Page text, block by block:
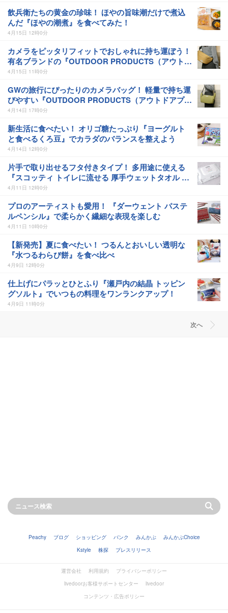
飲兵衛たちの黄金の珍味！ ほやの旨味潮だけで煮込
んだ『ほやの潮煮』を食べてみた！
4月15日 12時0分
カメラをピッタリフィットでおしゃれに持ち運ぼう！
有名ブランドの『OUTDOOR PRODUCTS（アウトド
アプロダクツ） カメラショルダーバッグ 07』がとて
4月15日 11時0分
GWの旅行にぴったりのカメラバッグ！ 軽量で持ち運
びやすい『OUTDOOR PRODUCTS（アウトドアプロ
ダクツ） カメラショルダーバッグ 06』をご紹介
4月14日 17時0分
新生活に食べたい！ オリゴ糖たっぷり『ヨーグルト
と食べるくろ豆』でカラダのバランスを整えよう
4月14日 12時0分
片手で取り出せるフタ付きタイプ！ 多用途に使える
『スコッティ トイレに流せる 厚手ウェットタオル 80
枚』がチャネル限定発売中
4月11日 12時0分
プロのアーティストも愛用！ 『ダーウェント パステ
ルペンシル』で柔らかく繊細な表現を楽しむ
4月11日 10時0分
【新発売】夏に食べたい！ つるんとおいしい透明な
『水つるわらび餅』を食べ比べ
4月9日 12時0分
仕上げにパラッとひとふり『瀬戸内の結晶 トッピン
グソルト』でいつもの料理をワンランクアップ！
4月9日 11時0分
次へ
Peachy ブログ ショッピング バンク みんかぶ
みんかぶChoice
Kstyle
株探 プレスリリース
運営会社 利用規約
プライバシーポリシー
livedoorお客様サポートセンター
livedoor
コンテンツ・広告ポリシー